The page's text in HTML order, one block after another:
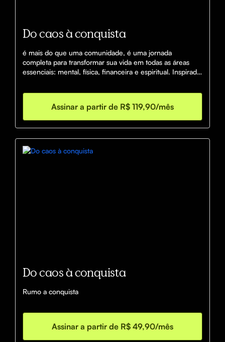
Do caos à conquista
é mais do que uma comunidade, é uma jornada
completa para transformar sua vida em todas as áreas
essenciais: mental, física, financeira e espiritual. Inspirada
suporte prático, a comunidade reúne conteúdos e
com resiliência e disciplina
Assinar a partir de R$ 119,90/mês
Do caos à conquista
Rumo a conquista
Assinar a partir de R$ 49,90/mês